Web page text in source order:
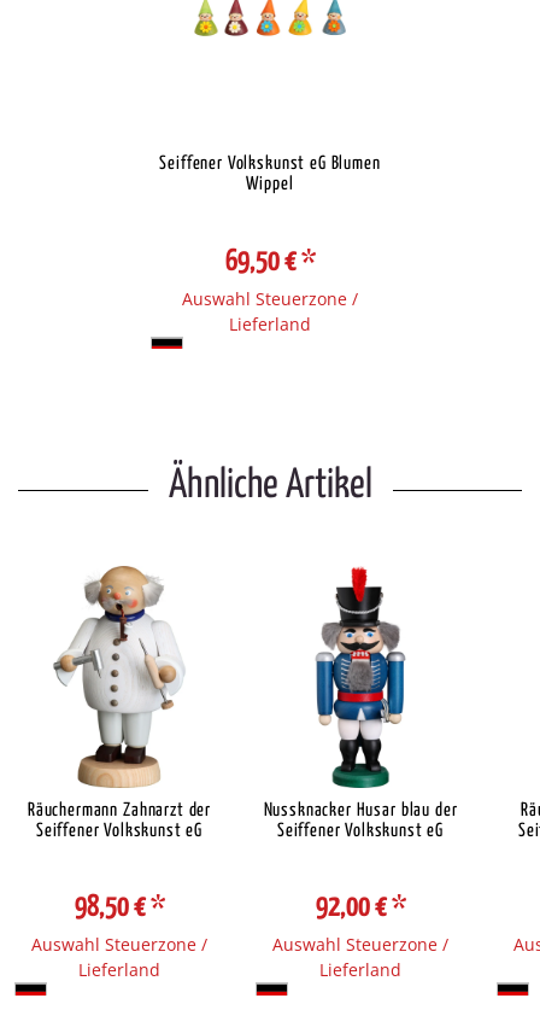
Seiffener Volkskunst eG Blumen
Wippel
69,50 €*
Auswahl Steuerzone /
Lieferland
Ähnliche Artikel
Räuchermann Zahnarzt der
Seiffener Volkskunst eG
98,50 €*
Auswahl Steuerzone /
Lieferland
Nussknacker Husar blau der
Seiffener Volkskunst eG
92,00 €*
Auswahl Steuerzone /
Lieferland